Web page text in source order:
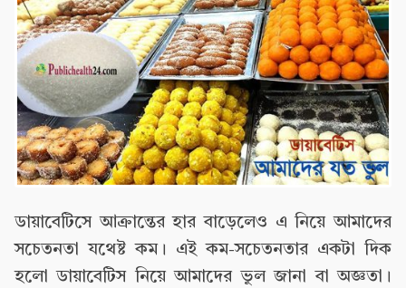
ডায়াবেটিসে আক্রান্তের হার বাড়েলেও এ নিয়ে আমাদের
সচেতনতা যথেষ্ট কম। এই কম-সচেতনতার একটা দিক
হলো ডায়াবেটিস নিয়ে আমাদের ভুল জানা বা অজ্ঞতা।